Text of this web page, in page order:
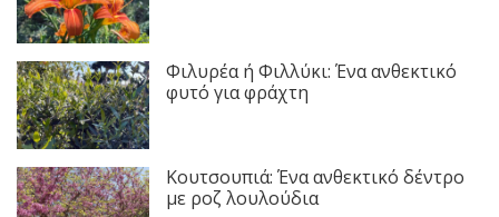
Φιλυρέα ή Φιλλύκι: Ένα ανθεκτικό
φυτό για φράχτη
Κουτσουπιά: Ένα ανθεκτικό δέντρο
με ροζ λουλούδια